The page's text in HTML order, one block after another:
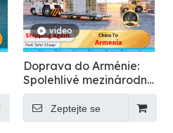
video
Doprava do Arménie:
Spolehlivé mezinárodní
nákladní služby
Zeptejte se